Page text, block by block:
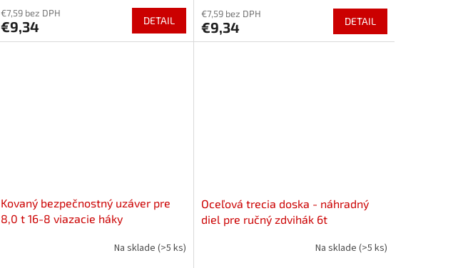
€7,59 bez DPH
€9,34 DETAIL
€7,59 bez DPH
€9,34 DETAIL
Kovaný bezpečnostný uzáver pre
8,0 t 16-8 viazacie háky
Na sklade (>5 ks)
Oceľová trecia doska - náhradný
diel pre ručný zdvihák 6t
Na sklade (>5 ks)